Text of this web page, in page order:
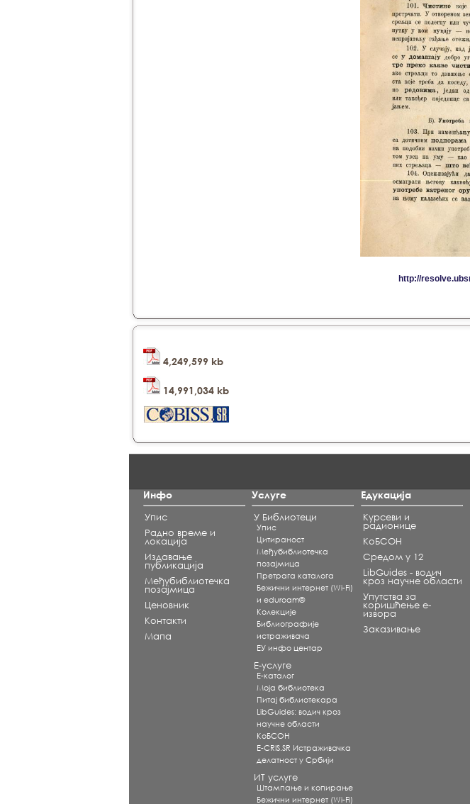
4,249,599 kb
14,991,034 kb
Инфо
Упис
Радно време и
локација
Издавање
публикација
Међубиблиотечка
позајмица
Ценовник
Контакти
Мапа
Услуге
У Библиотеци
Упис
Цитираност
Међубиблиотечка
позајмица
Претрага каталога
Бежични интернет (Wi-Fi)
и eduroam®
Koлекције
Библиографије
истраживача
ЕУ инфо центар
Е-услуге
Е-каталог
Моја библиотека
Питај библиотекара
LibGuides: водич кроз
научне области
КоБСОН
E-CRIS.SR Истраживачка
делатност у Србији
ИТ услуге
Штампање и копирање
Бежични интернет (Wi-Fi)
Едукација
Курсеви и
радионице
КоБСОН
Средом у 12
LibGuides - водич
кроз научне области
Упутства за
коришћење е-
извора
Заказивање